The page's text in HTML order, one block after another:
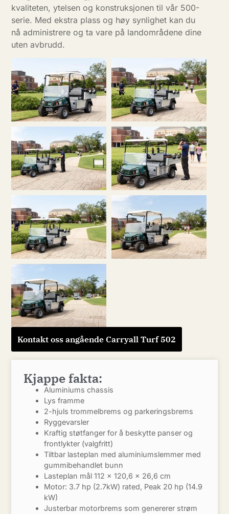
kvaliteten, ytelsen og konstruksjonen til vår 500-
serie. Med ekstra plass og høy synlighet kan du
nå administrere og ta vare på landområdene dine
uten avbrudd.
Kontakt oss angående Carryall Turf 502
Kjappe fakta:
Aluminiums chassis
Lys framme
2-hjuls trommelbrems og parkeringsbrems
Ryggevarsler
Kraftig støtfanger for å beskytte panser og
frontlykter (valgfritt)
Tiltbar lasteplan med aluminiumslemmer med
gummibehandlet bunn
Lasteplan mål 112 x 120,6 x 26,6 cm
Motor: 3.7 hp (2.7kW) rated, Peak 20 hp (14.9
kW)
Justerbar motorbrems som genererer strøm